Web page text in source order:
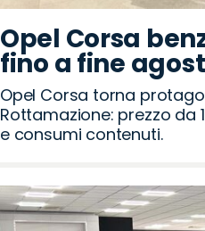
Opel Corsa
fino a fine
Opel Corsa torna
Rottamazione: prezzo da
e consumi contenuti.